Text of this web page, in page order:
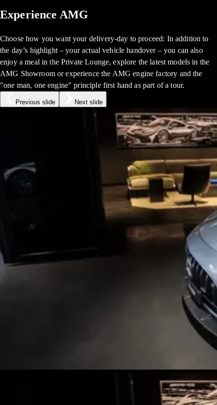
Experience AMG
Choose how you want your delivery-day to proceed: In addition to
the day’s highlight – your actual vehicle handover – you can also
enjoy a meal in the Private Lounge, explore the latest models in the
AMG Showroom or experience the AMG engine factory and the
"one man, one engine" principle first hand as part of a tour.
Previous slide Next slide